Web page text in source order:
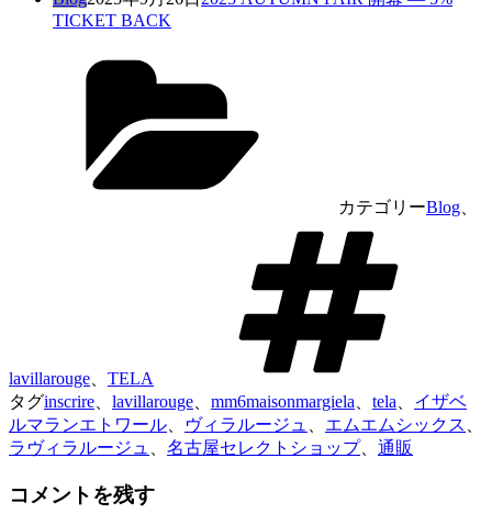
TICKET BACK
カテゴリーBlog
lavillarouge
TELA
タグinscrire lavillarouge mm6maisonmargiela tela
イザベ
ルマランエトワール
ヴィラルージュ エムエムシックス
ラヴィラルージュ
名古屋セレクトショップ、 通販
コメントを残す